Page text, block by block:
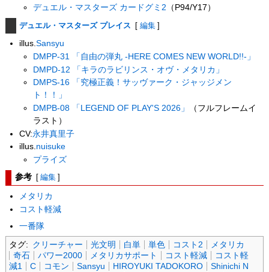
デュエル・マスターズ カードグミ2 （P94/Y17）
デュエル・マスターズ プレイス [ 編集 ]
illus.Sansyu
DMPP-31 「自由の弾丸 -HERE COMES NEW WORLD!!-」
DMPD-12 「キラのラビリンス・オヴ・メタリカ」
DMPS-16 「究極正義！サッヴァーク・ジャッジメン
ト！！」
DMPB-08 「LEGEND OF PLAY'S 2026」
（フルフレームイ
ラスト）
CV:永井真里子
illus.nuisuke
プライズ
参考 [ 編集 ]
メタリカ
コスト軽減
一番隊
タグ: クリーチャー 光文明 白単 単色 コスト2
メタリカ
奇石
パワー2000 メタリカサポート コスト軽減
コスト軽
減1
C コモン Sansyu HIROYUKI TADOKORO
Shinichi N